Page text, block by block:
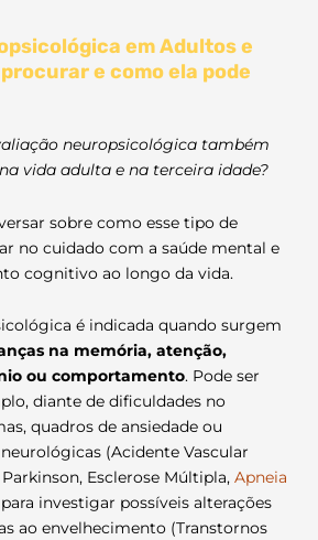
em Adultos e
e como ela pode
neuropsicológica também
vida adulta e na terceira idade?
sobre como esse tipo de
no cuidado com a saúde mental e
cognitivo ao longo da vida.
é indicada quando surgem
na memória, atenção,
ou comportamento. Pode ser
diante de dificuldades no
quadros de ansiedade ou
(Acidente Vascular
Esclerose Múltipla, Apneia
investigar possíveis alterações
ao envelhecimento (Transtornos